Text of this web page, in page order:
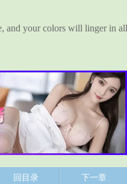
and your colors will linger in
回目录 下一章